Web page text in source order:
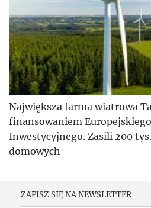
Największa farma wiatrowa
finansowaniem
Inwestycyjnego. Zasili 200
domowych
ZAPISZ SIĘ NA NEWSLETTER